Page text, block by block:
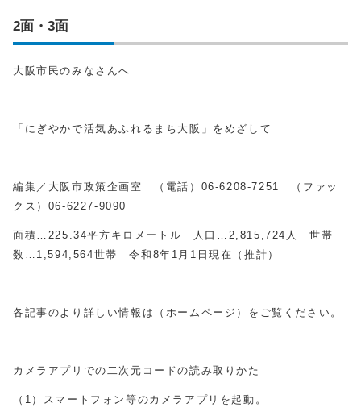
2面・3面
大阪市民のみなさんへ
「にぎやかで活気あふれるまち大阪」をめざして
編集／大阪市政策企画室 （電話） 06-6208-7251
（ファッ
クス） 06-6227-9090
面積… 225.34平方キロメートル 人口… 2,815,724 人 世帯
数… 1,594,564世帯 令和 8年 1 月 1 日現在（推計）
各記事のより詳しい情報は（ホームページ）をご覧ください。
カメラアプリでの二次元コードの読み取りかた
（ 1 ）スマートフォン等のカメラアプリを起動。